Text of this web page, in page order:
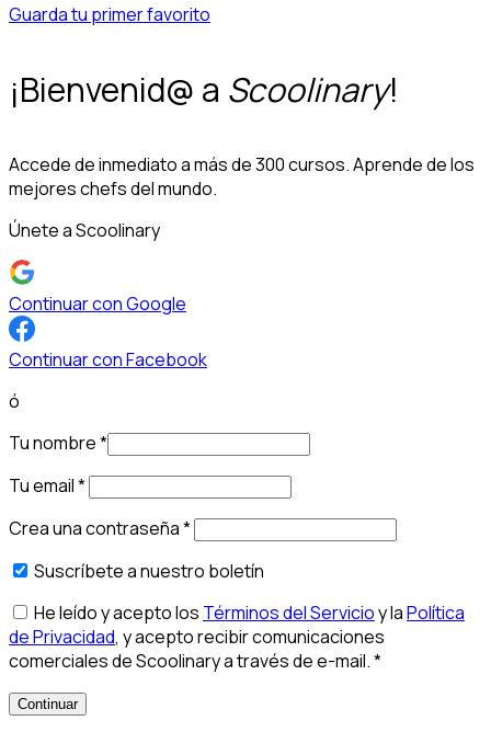
Guarda tu primer favorito
¡Bienvenid@ a Scoolinary!
Accede de inmediato a más de 300 cursos. Aprende de los
mejores chefs del mundo.
Únete a Scoolinary
Continuar con Google
Continuar con Facebook
ó
Tu nombre*
Tu email*
Crea una contraseña*
Suscríbete a nuestro boletín
He leído y acepto los Términos del Servicioy laPolítica
de Privacidad, y acepto recibir comunicaciones
comerciales de Scoolinary a través de e-mail.*
Continuar